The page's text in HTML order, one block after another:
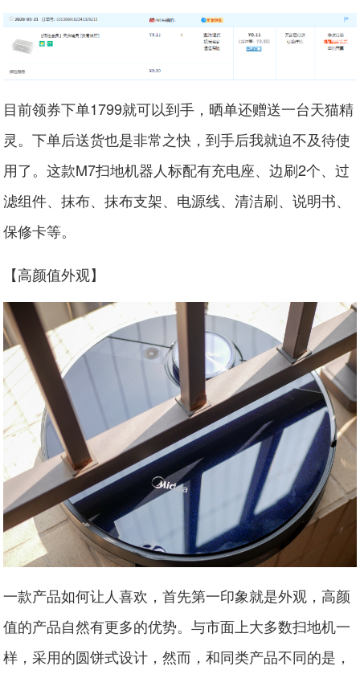
目前领券下单1799就可以到手，晒单还赠送一台天猫精
灵。下单后送货也是非常之快，到手后我就迫不及待使
用了。这款M7扫地机器人标配有充电座、边刷2个、过
滤组件、抹布、抹布支架、电源线、清洁刷、说明书、
保修卡等。
【高颜值外观】
一款产品如何让人喜欢，首先第一印象就是外观，高颜
值的产品自然有更多的优势。与市面上大多数扫地机一
样，采用的圆饼式设计，然而，和同类产品不同的是，